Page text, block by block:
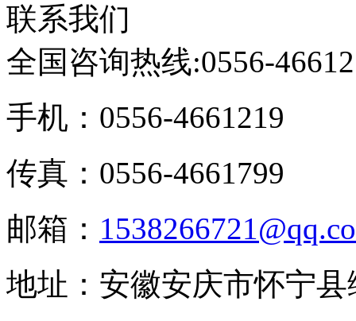
联系我们
全国咨询热线:0556-
手机：0556-4661219
传真：0556-4661799
邮箱：
地址：安徽安庆市怀宁